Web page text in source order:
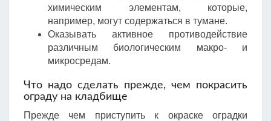
химическим элементам, которые,
например, могут содержаться в тумане.
Оказывать активное противодействие
различным биологическим макро- и
микросредам.
Что надо сделать прежде, чем покрасить
ограду на кладбище
Прежде чем приступить к окраске оградки